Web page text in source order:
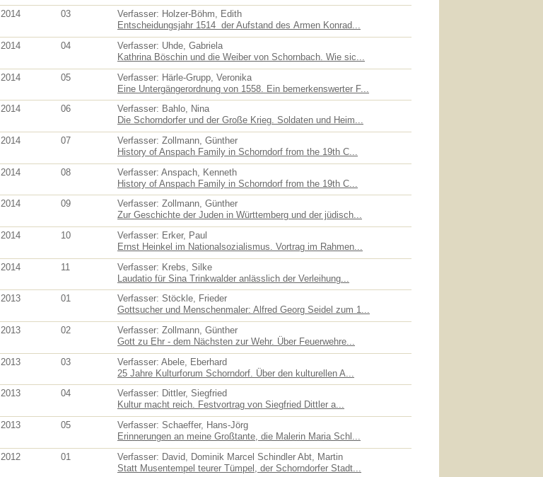
2014 03
Verfasser: Holzer-Böhm, Edith
Entscheidungsjahr 1514  der Aufstand des Armen Konrad...
2014 04
Verfasser: Uhde, Gabriela
Kathrina Böschin und die Weiber von Schornbach. Wie sic...
2014 05
Verfasser: Härle-Grupp, Veronika
Eine Untergängerordnung von 1558. Ein bemerkenswerter F...
2014 06
Verfasser: Bahlo, Nina
Die Schorndorfer und der Große Krieg. Soldaten und Heim...
2014 07
Verfasser: Zollmann, Günther
History of Anspach Family in Schorndorf from the 19th C...
2014 08
Verfasser: Anspach, Kenneth
History of Anspach Family in Schorndorf from the 19th C...
2014 09
Verfasser: Zollmann, Günther
Zur Geschichte der Juden in Württemberg und der jüdisch...
2014 10
Verfasser: Erker, Paul
Ernst Heinkel im Nationalsozialismus. Vortrag im Rahmen...
2014 11
Verfasser: Krebs, Silke
Laudatio für Sina Trinkwalder anlässlich der Verleihung...
2013 01
Verfasser: Stöckle, Frieder
Gottsucher und Menschenmaler: Alfred Georg Seidel zum 1...
2013 02
Verfasser: Zollmann, Günther
Gott zu Ehr - dem Nächsten zur Wehr. Über Feuerwehre...
2013 03
Verfasser: Abele, Eberhard
25 Jahre Kulturforum Schorndorf. Über den kulturellen A...
2013 04
Verfasser: Dittler, Siegfried
Kultur macht reich. Festvortrag von Siegfried Dittler a...
2013 05
Verfasser: Schaeffer, Hans-Jörg
Erinnerungen an meine Großtante, die Malerin Maria Schl...
2012 01
Verfasser: David, Dominik Marcel Schindler Abt, Martin
Statt Musentempel teurer Tümpel, der Schorndorfer Stadt...